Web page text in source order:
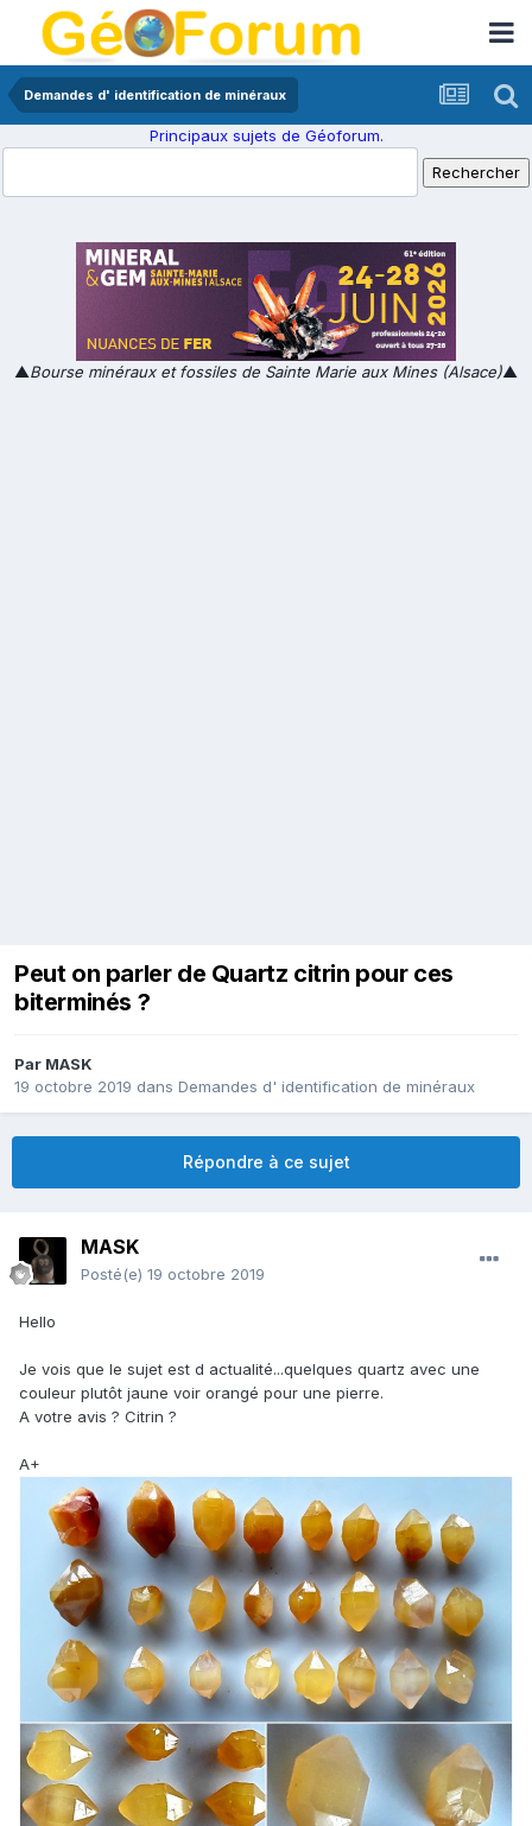
Demandes d' identification de minéraux
Principaux sujets de Géoforum.
▲Bourse minéraux et fossiles de Sainte Marie aux Mines (Alsace)▲
Peut on parler de Quartz citrin pour ces
biterminés ?
Par MASK
19 octobre 2019 dans Demandes d' identification de minéraux
Répondre à ce sujet
MASK
Posté(e) 19 octobre 2019
Hello
Je vois que le sujet est d actualité...quelques quartz avec une
couleur plutôt jaune voir orangé pour une pierre.
A votre avis ? Citrin ?
A+